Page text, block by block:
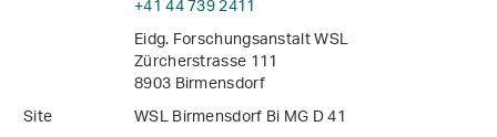
+41 44 739 2411
Eidg. Forschungsanstalt WSL
Zürcherstrasse 111
8903 Birmensdorf
Site
WSL Birmensdorf Bi MG D 41